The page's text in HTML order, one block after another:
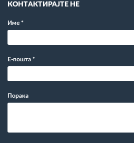
КОНТАКТИРАЈТЕ НЕ
Име *
Е-пошта *
Порака